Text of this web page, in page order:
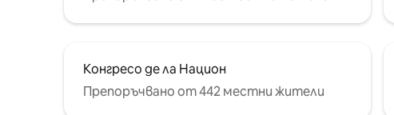
Конгресо де ла Национ
Препоръчвано от 442 местни жители